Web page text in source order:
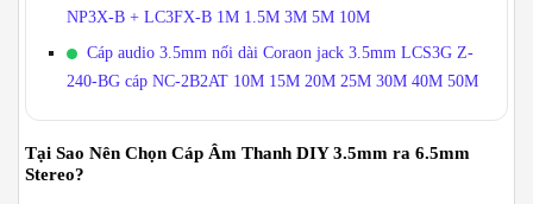
NP3X-B + LC3FX-B 1M 1.5M 3M 5M 10M
Cáp audio 3.5mm nối dài Coraon jack 3.5mm LCS3G Z-
240-BG cáp NC-2B2AT 10M 15M 20M 25M 30M 40M 50M
Tại Sao Nên Chọn Cáp Âm Thanh DIY 3.5mm ra 6.5mm
Stereo?